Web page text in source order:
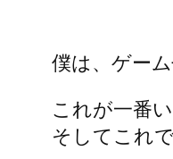
僕は、ゲー
これが一番
そしてこれ